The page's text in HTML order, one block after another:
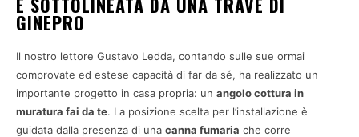
GINEPRO
Il nostro lettore Gustavo Ledda, contando sulle sue ormai
comprovate ed estese capacità di far da sé, ha realizzato un
importante progetto in casa propria: un angolo cottura in
muratura fai da te. La posizione scelta per l’installazione è
guidata dalla presenza di una canna fumaria che corre